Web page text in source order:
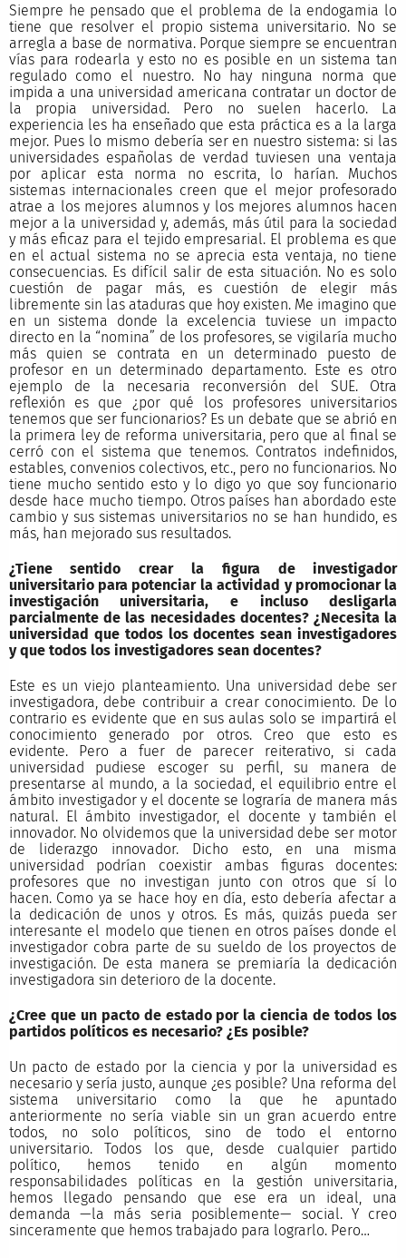
Siempre he pensado que el problema de la endogamia lo
tiene que resolver el propio sistema universitario. No se
arregla a base de normativa. Porque siempre se encuentran
vías para rodearla y esto no es posible en un sistema tan
regulado como el nuestro. No hay ninguna norma que
impida a una universidad americana contratar un doctor de
la propia universidad. Pero no suelen hacerlo. La
experiencia les ha enseñado que esta práctica es a la larga
mejor. Pues lo mismo debería ser en nuestro sistema: si las
universidades españolas de verdad tuviesen una ventaja
por aplicar esta norma no escrita, lo harían. Muchos
sistemas internacionales creen que el mejor profesorado
atrae a los mejores alumnos y los mejores alumnos hacen
mejor a la universidad y, además, más útil para la sociedad
y más eficaz para el tejido empresarial. El problema es que
en el actual sistema no se aprecia esta ventaja, no tiene
consecuencias. Es difícil salir de esta situación. No es solo
cuestión de pagar más, es cuestión de elegir más
libremente sin las ataduras que hoy existen. Me imagino que
en un sistema donde la excelencia tuviese un impacto
directo en la “nomina” de los profesores, se vigilaría mucho
más quien se contrata en un determinado puesto de
profesor en un determinado departamento. Este es otro
ejemplo de la necesaria reconversión del SUE. Otra
reflexión es que ¿por qué los profesores universitarios
tenemos que ser funcionarios? Es un debate que se abrió en
la primera ley de reforma universitaria, pero que al final se
cerró con el sistema que tenemos. Contratos indefinidos,
estables, convenios colectivos, etc., pero no funcionarios. No
tiene mucho sentido esto y lo digo yo que soy funcionario
desde hace mucho tiempo. Otros países han abordado este
cambio y sus sistemas universitarios no se han hundido, es
más, han mejorado sus resultados.
¿Tiene sentido crear la figura de investigador
universitario para potenciar la actividad y promocionar la
investigación universitaria, e incluso desligarla
parcialmente de las necesidades docentes? ¿Necesita la
universidad que todos los docentes sean investigadores
y que todos los investigadores sean docentes?
Este es un viejo planteamiento. Una universidad debe ser
investigadora, debe contribuir a crear conocimiento. De lo
contrario es evidente que en sus aulas solo se impartirá el
conocimiento generado por otros. Creo que esto es
evidente. Pero a fuer de parecer reiterativo, si cada
universidad pudiese escoger su perfil, su manera de
presentarse al mundo, a la sociedad, el equilibrio entre el
ámbito investigador y el docente se lograría de manera más
natural. El ámbito investigador, el docente y también el
innovador. No olvidemos que la universidad debe ser motor
de liderazgo innovador. Dicho esto, en una misma
universidad podrían coexistir ambas figuras docentes:
profesores que no investigan junto con otros que sí lo
hacen. Como ya se hace hoy en día, esto debería afectar a
la dedicación de unos y otros. Es más, quizás pueda ser
interesante el modelo que tienen en otros países donde el
investigador cobra parte de su sueldo de los proyectos de
investigación. De esta manera se premiaría la dedicación
investigadora sin deterioro de la docente.
¿Cree que un pacto de estado por la ciencia de todos los
partidos políticos es necesario? ¿Es posible?
Un pacto de estado por la ciencia y por la universidad es
necesario y sería justo, aunque ¿es posible? Una reforma del
sistema universitario como la que he apuntado
anteriormente no sería viable sin un gran acuerdo entre
todos, no solo políticos, sino de todo el entorno
universitario. Todos los que, desde cualquier partido
político, hemos tenido en algún momento
responsabilidades políticas en la gestión universitaria,
hemos llegado pensando que ese era un ideal, una
demanda —la más seria posiblemente— social. Y creo
sinceramente que hemos trabajado para lograrlo. Pero…